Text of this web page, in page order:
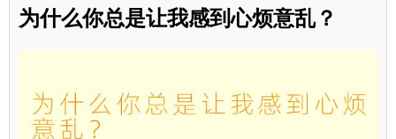
为什么你总是让我感到心烦意乱？